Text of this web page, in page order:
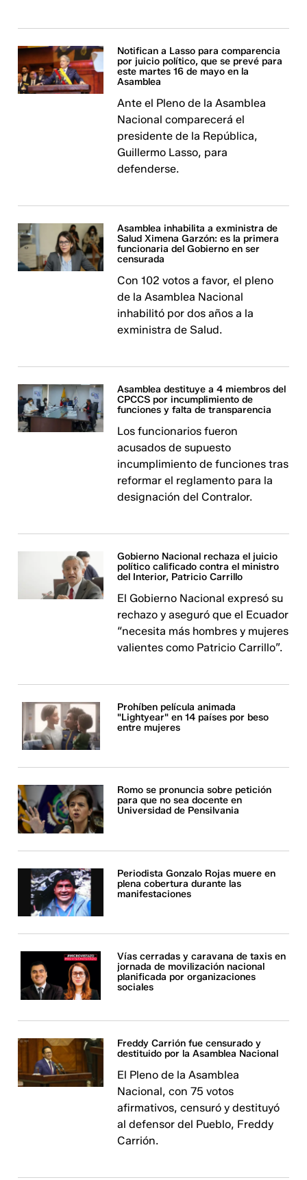
Notifican a Lasso para comparencia
por juicio político, que se prevé para
este martes 16 de mayo en la
Asamblea
Ante el Pleno de la Asamblea
Nacional comparecerá el
presidente de la República,
Guillermo Lasso, para
defenderse.
Asamblea inhabilita a exministra de
Salud Ximena Garzón: es la primera
funcionaria del Gobierno en ser
censurada
Con 102 votos a favor, el pleno
de la Asamblea Nacional
inhabilitó por dos años a la
exministra de Salud.
Asamblea destituye a 4 miembros del
CPCCS por incumplimiento de
funciones y falta de transparencia
Los funcionarios fueron
acusados de supuesto
incumplimiento de funciones tras
reformar el reglamento para la
designación del Contralor.
Gobierno Nacional rechaza el juicio
político calificado contra el ministro
del Interior, Patricio Carrillo
El Gobierno Nacional expresó su
rechazo y aseguró que el Ecuador
“necesita más hombres y mujeres
valientes como Patricio Carrillo”.
Prohíben película animada
"Lightyear" en 14 países por beso
entre mujeres
Romo se pronuncia sobre petición
para que no sea docente en
Universidad de Pensilvania
Periodista Gonzalo Rojas muere en
plena cobertura durante las
manifestaciones
Vías cerradas y caravana de taxis en
jornada de movilización nacional
planificada por organizaciones
sociales
Freddy Carrión fue censurado y
destituido por la Asamblea Nacional
El Pleno de la Asamblea
Nacional, con 75 votos
afirmativos, censuró y destituyó
al defensor del Pueblo, Freddy
Carrión.